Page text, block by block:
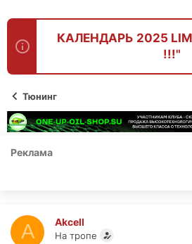
т
р
т
ы
т
а
н
КАЛЕНДАРЬ 2025
!!!"
Тюнинг
Реклама
A Akcell
На тропе